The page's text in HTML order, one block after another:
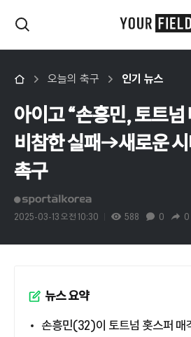
오늘의 축구 인기 뉴스
아이고 “손흥민, 토트넘
비참한 실패→새로운
촉구
2025-03-13 오전 10:30 588 0 0
뉴스 요약
손흥민(32)이 토트넘 홋스퍼 매